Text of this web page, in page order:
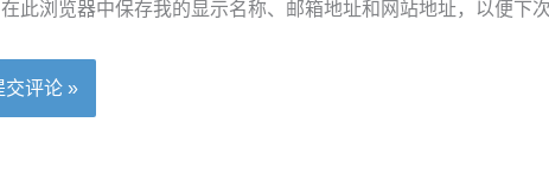
在此浏览器中保存我的显示名称、邮箱地址和网站地址，以便下次